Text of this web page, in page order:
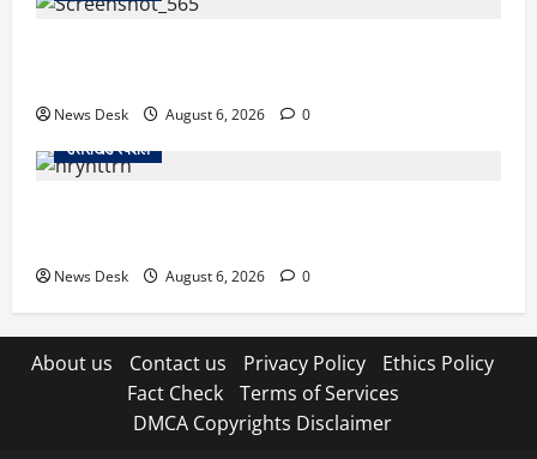
News Desk August 6, 2026
0
उत्तराखंड स्पेशल
News Desk August 6, 2026 0
About us Contact us Privacy Policy
Ethics Policy
Fact Check
Terms of Services
DMCA Copyrights Disclaimer